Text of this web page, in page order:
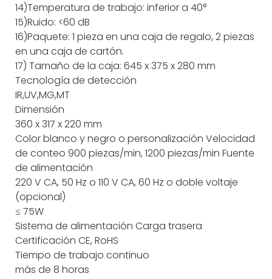
14)Temperatura de trabajo: inferior a 40°
15)Ruido: <60 dB
16)Paquete: 1 pieza en una caja de regalo, 2 piezas
en una caja de cartón.
17) Tamaño de la caja: 645 x 375 x 280 mm
Tecnología de detección
IR,UV,MG,MT
Dimensión
360 x 317 x 220 mm
Colorblanco y negro o personalización Velocidad
de conteo 900 piezas/min, 1200 piezas/min Fuente
de alimentación
220 V CA, 50 Hz o 110 V CA, 60 Hz o doble voltaje
(opcional)
≤ 75W
Sistema de alimentación Carga trasera
Certificación CE, RoHS
Tiempo de trabajo continuo
más de 8 horas